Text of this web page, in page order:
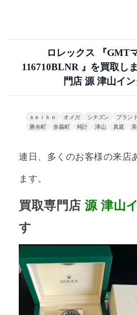
ロレックス 『GMT
116710BLNR 』を買取
門店 源 津山イ
ｓｅｉｋｏ オメガ シチズン ブラン
勝央町
奈義町 時計 津山 真庭
連日、多くのお客様の来店
ます。
買取専門店 源 津山
す